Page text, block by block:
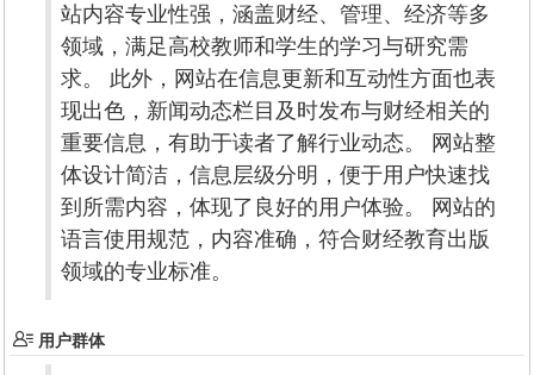
站内容专业性强，涵盖财经、管理、经济等多
领域，满足高校教师和学生的学习与研究需
求。 此外，网站在信息更新和互动性方面也表
现出色，新闻动态栏目及时发布与财经相关的
重要信息，有助于读者了解行业动态。 网站整
体设计简洁，信息层级分明，便于用户快速找
到所需内容，体现了良好的用户体验。 网站的
语言使用规范，内容准确，符合财经教育出版
领域的专业标准。
用户群体